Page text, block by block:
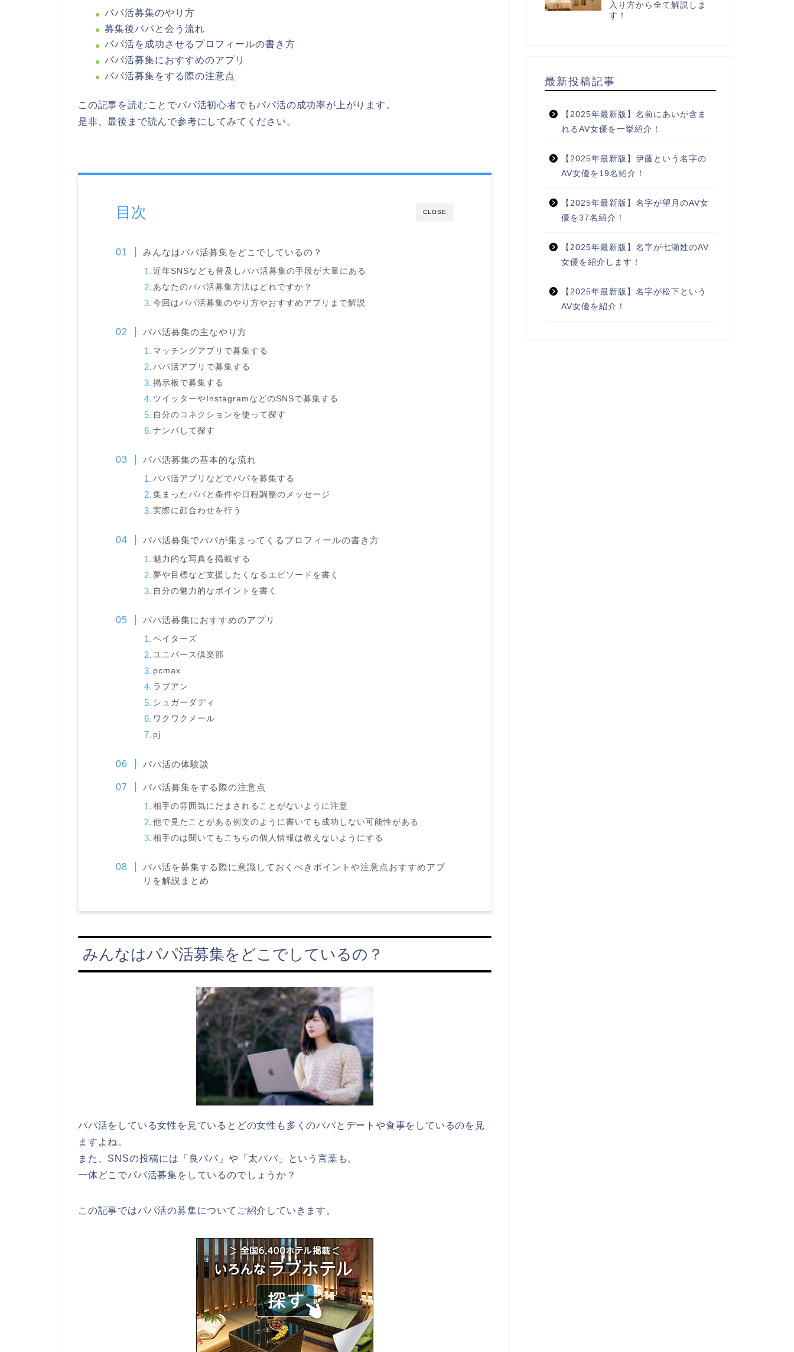
パパ活募集のやり方
募集後パパと会う流れ
パパ活を成功させるプロフィールの書き方
パパ活募集におすすめのアプリ
パパ活募集をする際の注意点
この記事を読むことでパパ活初心者でもパパ活の成功率が上がります。
是非、最後まで読んで参考にしてみてください。
CLOSE
目次
みんなはパパ活募集をどこでしているの？
近年SNSなども普及しパパ活募集の手段が大量にある
あなたのパパ活募集方法はどれですか？
今回はパパ活募集のやり方やおすすめアプリまで解説
パパ活募集の主なやり方
マッチングアプリで募集する
パパ活アプリで募集する
掲示板で募集する
ツイッターやInstagramなどのSNSで募集する
自分のコネクションを使って探す
ナンパして探す
パパ活募集の基本的な流れ
パパ活アプリなどでパパを募集する
集まったパパと条件や日程調整のメッセージ
実際に顔合わせを行う
パパ活募集でパパが集まってくるプロフィールの書き方
魅力的な写真を掲載する
夢や目標など支援したくなるエピソードを書く
自分の魅力的なポイントを書く
パパ活募集におすすめのアプリ
ペイターズ
ユニバース倶楽部
pcmax
ラブアン
シュガーダディ
ワクワクメール
pj
パパ活の体験談
パパ活募集をする際の注意点
相手の雰囲気にだまされることがないように注意
他で見たことがある例文のように書いても成功しない可能性がある
相手のは聞いてもこちらの個人情報は教えないようにする
パパ活を募集する際に意識しておくべきポイントや注意点おすすめアプ
リを解説まとめ
みんなはパパ活募集をどこでしているの？
パパ活をしている女性を見ているとどの女性も多くのパパとデートや食事をしているのを見
ますよね。
また、SNSの投稿には「良パパ」や「太パパ」という言葉も。
一体どこでパパ活募集をしているのでしょうか？
この記事ではパパ活の募集についてご紹介していきます。
入り方から全て解説しま
す！
最新投稿記事
【2025年最新版】名前にあいが含ま
れるAV女優を一挙紹介！
【2025年最新版】伊藤という名字の
AV女優を19名紹介！
【2025年最新版】名字が望月のAV女
優を37名紹介！
【2025年最新版】名字が七瀬姓のAV
女優を紹介します！
【2025年最新版】名字が松下という
AV女優を紹介！